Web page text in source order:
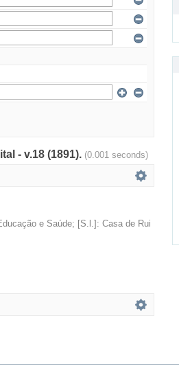
- v.18 (1891). (0.001 seconds)
e Saúde; [S.l.]: Casa de Rui